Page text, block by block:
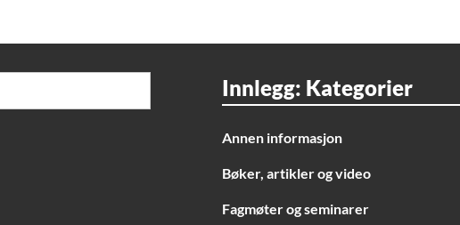
Innlegg: Kategorier
Annen informasjon
Bøker, artikler og video
Fagmøter og seminarer